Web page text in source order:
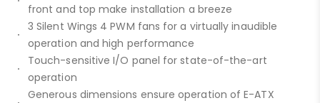
front and top make installation a breeze
3 Silent Wings 4 PWM fans for a virtually inaudible
operation and high performance
Touch-sensitive I/O panel for state-of-the-art
operation
Generous dimensions ensure operation of E-ATX